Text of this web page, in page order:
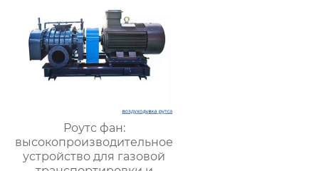
Роутс фан:
высокопроизводительное
устройство для газовой